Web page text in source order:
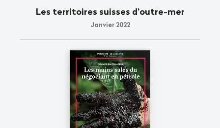
Les territoires suisses d’outre-mer
Janvier 2022